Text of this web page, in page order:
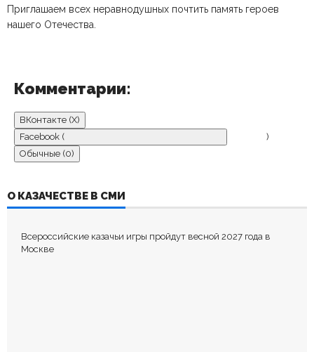
Приглашаем всех неравнодушных почтить память героев
нашего Отечества.
Комментарии:
ВКонтакте (X)
Facebook (
)
Обычные (0)
Пока нет комментариев.
Оставьте первый комментарий.
О КАЗАЧЕСТВЕ В СМИ
Всероссийские казачьи игры пройдут весной 2027 года в
Москве